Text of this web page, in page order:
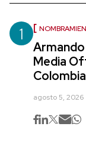
1
Media
Colombia
agosto 5, 2026